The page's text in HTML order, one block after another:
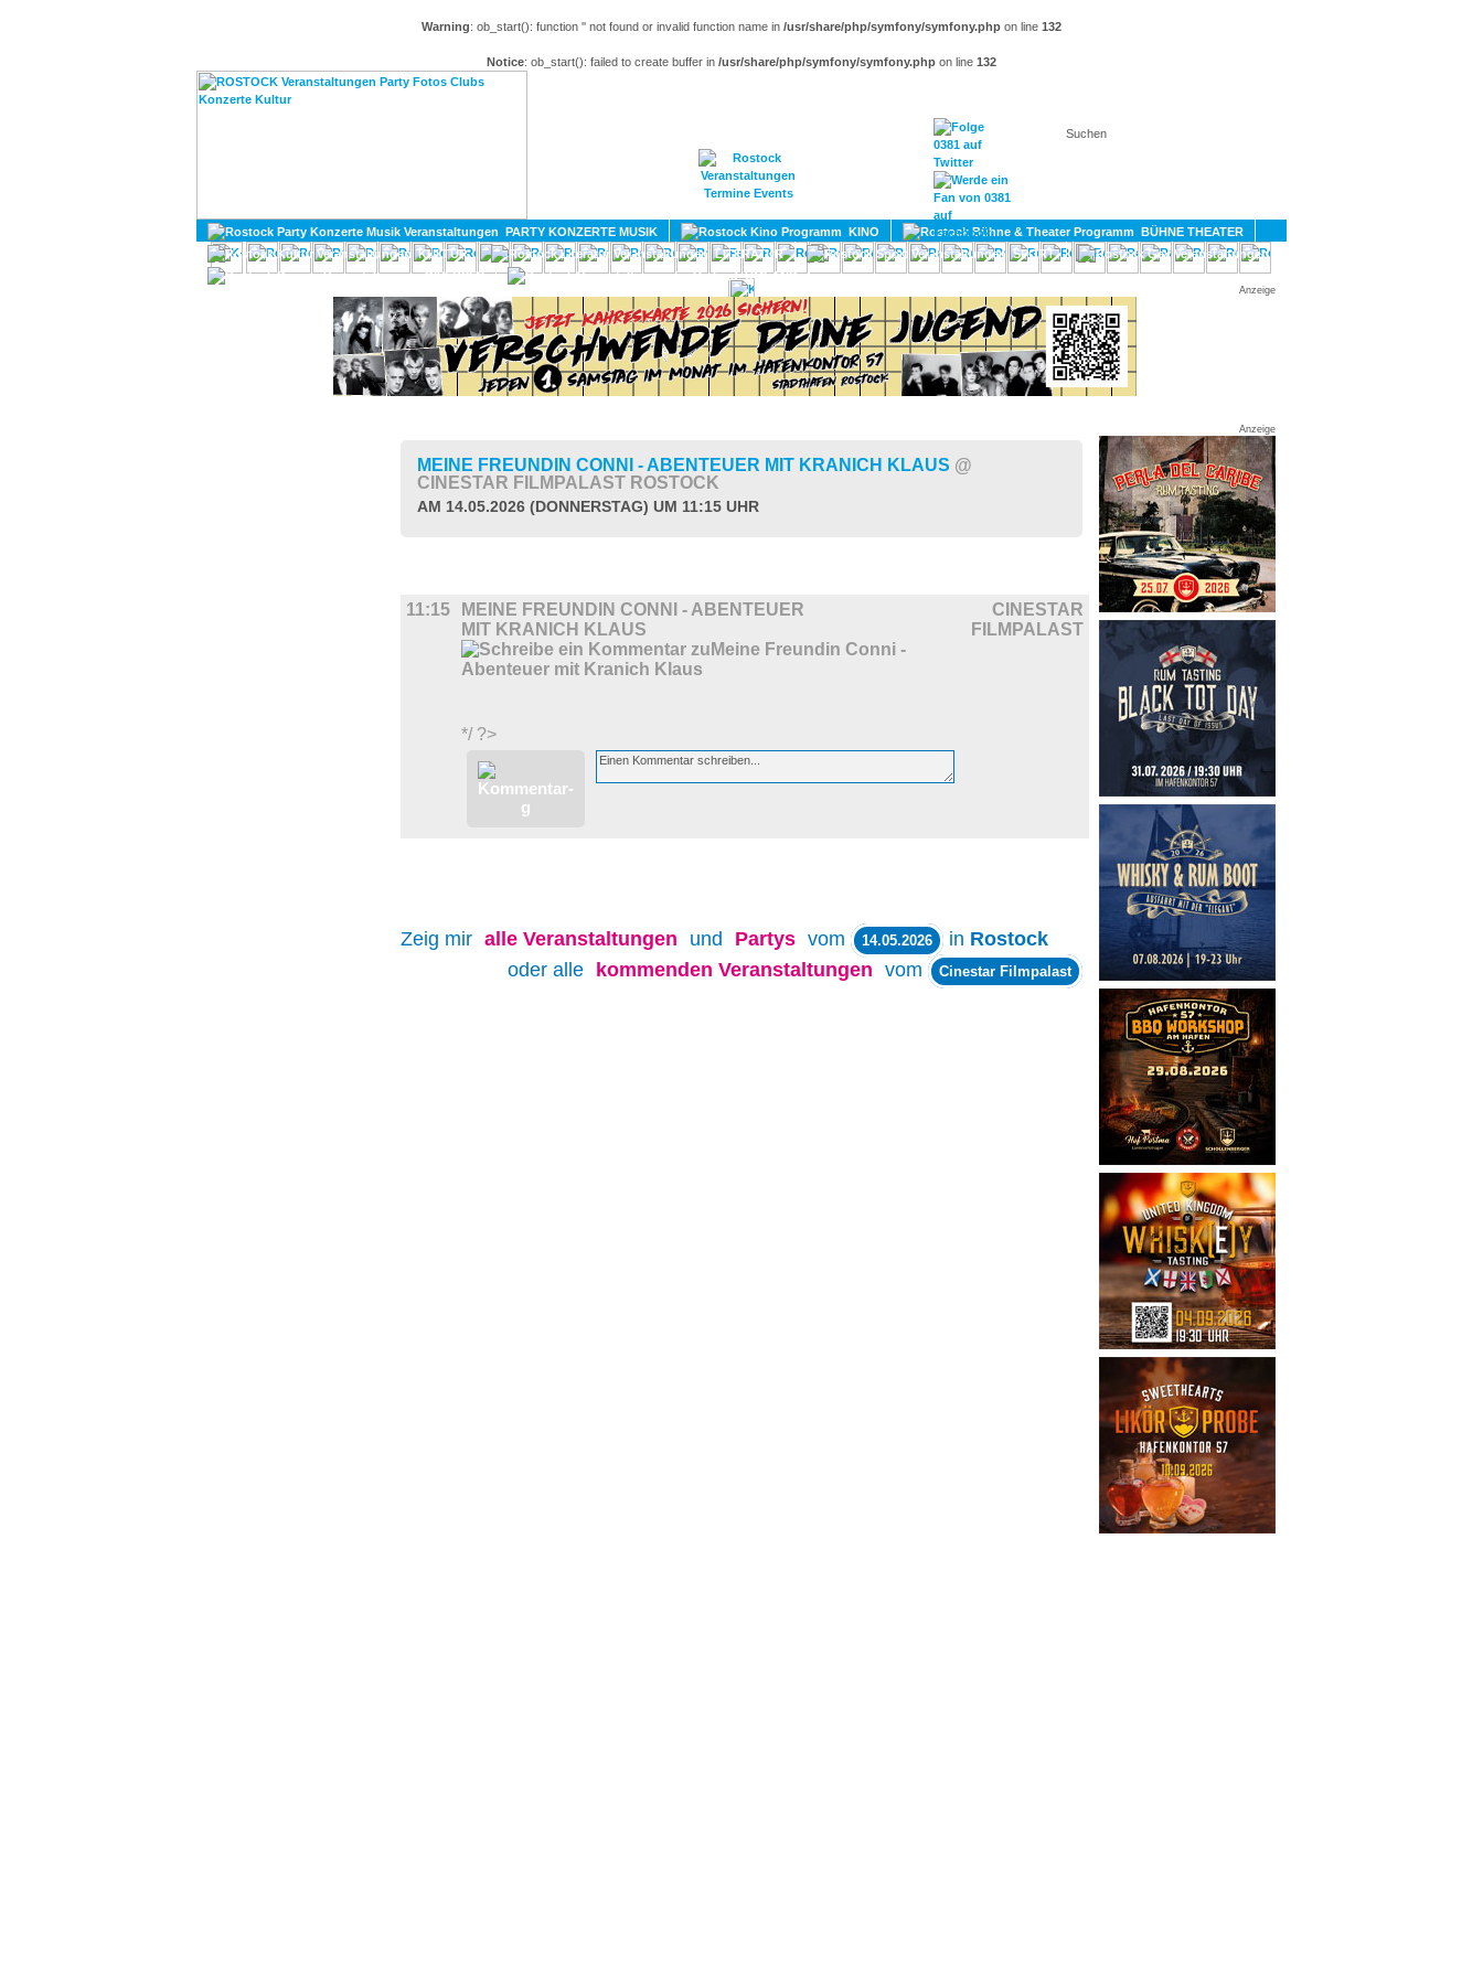
Warning: ob_start(): function '' not found or invalid function name in /usr/share/php/symfony/symfony.php on line 132
Notice: ob_start(): failed to create buffer in /usr/share/php/symfony/symfony.php on line 132
KONTAKT
PARTY KONZERTE MUSIK KINO
BÜHNE THEATER
KULTUR
LITERATUR SPORT
GAY
DIVERSES
UMLAND
Anzeige
Anzeige
MEINE FREUNDIN CONNI - ABENTEUER MIT KRANICH KLAUS @
CINESTAR FILMPALAST ROSTOCK
AM 14.05.2026 (DONNERSTAG) UM 11:15 UHR
11:15
MEINE FREUNDIN CONNI - ABENTEUER
MIT KRANICH KLAUS
CINESTAR
FILMPALAST
*/ ?>
Zeig mir alle Veranstaltungen und Partys vom 14.05.2026 in Rostock
oder alle
kommenden Veranstaltungen vom Cinestar Filmpalast